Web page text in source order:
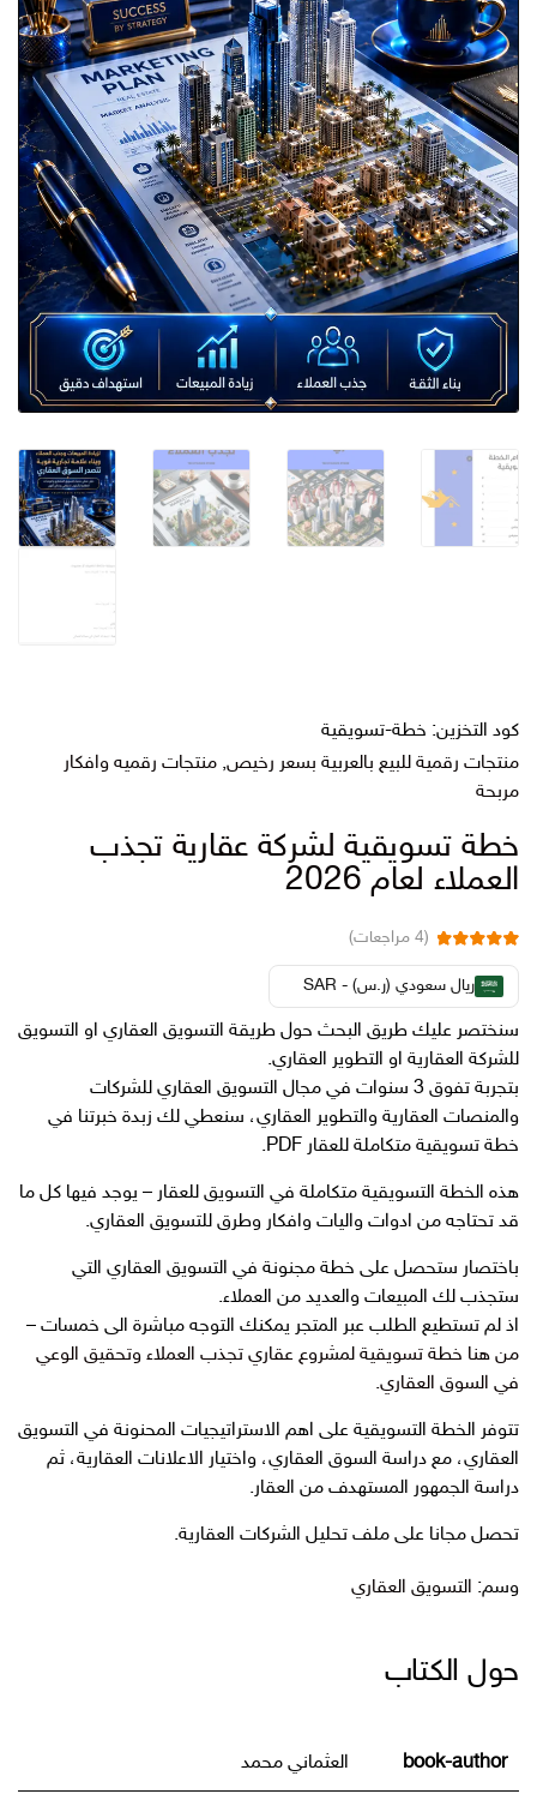
كود التخزين: خطة-تسويقية
منتجات رقمية للبيع بالعربية بسعر رخيص, منتجات رقميه وافكار
مربحة
خطة تسويقية لشركة عقارية تجذب
العملاء لعام 2026
من 5
بناءً على تقييم
(
4 مراجعات)
ريال سعودي (ر.س) - SAR
سنختصر عليك طريق البحث حول طريقة التسويق العقاري او التسويق
للشركة العقارية او التطوير العقاري.
بتجربة تفوق 3 سنوات في مجال التسويق العقاري للشركات
والمنصات العقارية والتطوير العقاري، سنعطي لك زبدة خبرتنا في
خطة تسويقية متكاملة للعقار PDF.
هذه الخطة التسويقية متكاملة في التسويق للعقار – يوجد فيها كل ما
قد تحتاجه من ادوات واليات وافكار وطرق للتسويق العقاري.
باختصار ستحصل على خطة مجنونة في التسويق العقاري التي
ستجذب لك المبيعات والعديد من العملاء.
اذ لم تستطيع الطلب عبر المتجر يمكنك التوجه مباشرة الى خمسات –
من هنا خطة تسويقية لمشروع عقاري تجذب العملاء وتحقيق الوعي
في السوق العقاري.
تتوفر الخطة التسويقية على اهم الاستراتيجيات المحنونة في التسويق
العقاري، مع دراسة السوق العقاري، واختيار الاعلانات العقارية، ثم
دراسة الجمهور المستهدف من العقار.
تحصل مجانا على ملف تحليل الشركات العقارية.
وسم: التسويق العقاري
حول الكتاب
book-author العثماني محمد